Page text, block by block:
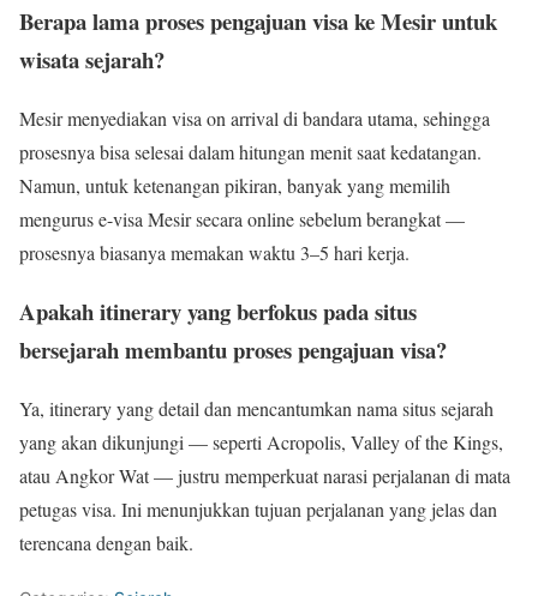
Berapa lama proses pengajuan visa ke Mesir untuk
wisata sejarah?
Mesir menyediakan visa on arrival di bandara utama, sehingga
prosesnya bisa selesai dalam hitungan menit saat kedatangan.
Namun, untuk ketenangan pikiran, banyak yang memilih
mengurus e-visa Mesir secara online sebelum berangkat —
prosesnya biasanya memakan waktu 3–5 hari kerja.
Apakah itinerary yang berfokus pada situs
bersejarah membantu proses pengajuan visa?
Ya, itinerary yang detail dan mencantumkan nama situs sejarah
yang akan dikunjungi — seperti Acropolis, Valley of the Kings,
atau Angkor Wat — justru memperkuat narasi perjalanan di mata
petugas visa. Ini menunjukkan tujuan perjalanan yang jelas dan
terencana dengan baik.